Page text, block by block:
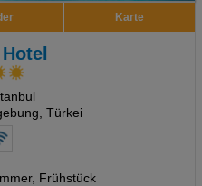
Karte
Türkei
Frühstück